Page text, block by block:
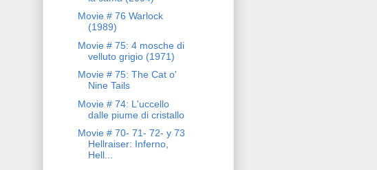
Movie # 76 Warlock
(1989)
Movie # 75: 4 mosche di
velluto grigio (1971)
Movie # 75: The Cat o'
Nine Tails
Movie # 74: L'uccello
dalle piume di cristallo
Movie # 70- 71- 72- y 73
Hellraiser: Inferno,
Hell...